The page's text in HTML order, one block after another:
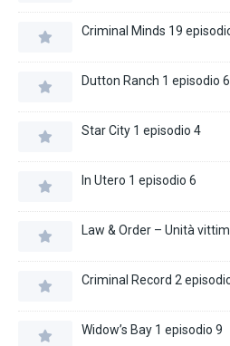
Criminal Minds 19
Dutton Ranch 1 episodio 6
Star City 1 episodio 4
In Utero 1 episodio 6
Law & Order – Unità
Criminal Record 2
Widow’s Bay 1 episodio 9